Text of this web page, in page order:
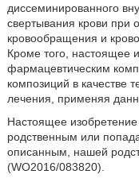
диссеминированного
свертывания крови при
кровообращения и
Кроме того, настоящее
фармацевтическим
композиций в качестве
лечения, применяя
Настоящее
родственным или
описанным, нашей
(WO2016/083820).